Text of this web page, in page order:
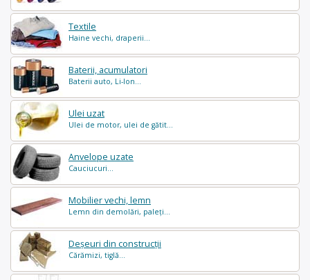
Textile
Haine vechi, draperii...
Baterii, acumulatori
Baterii auto, Li-Ion...
Ulei uzat
Ulei de motor, ulei de gătit...
Anvelope uzate
Cauciucuri...
Mobilier vechi, lemn
Lemn din demolări, paleți...
Deșeuri din construcții
Cărămizi, tiglă...